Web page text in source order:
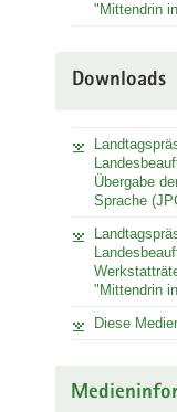
"Mittendrin
Downloads
Übergabe
Sprache
"Mittendrin
Diese